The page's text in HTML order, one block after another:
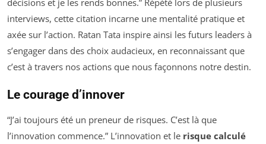
décisions et je les rends bonnes.” Répété lors de plusieurs
interviews, cette citation incarne une mentalité pratique et
axée sur l’action. Ratan Tata inspire ainsi les futurs leaders à
s’engager dans des choix audacieux, en reconnaissant que
c’est à travers nos actions que nous façonnons notre destin.
Le courage d’innover
“J’ai toujours été un preneur de risques. C’est là que
l’innovation commence.” L’innovation et le risque calculé